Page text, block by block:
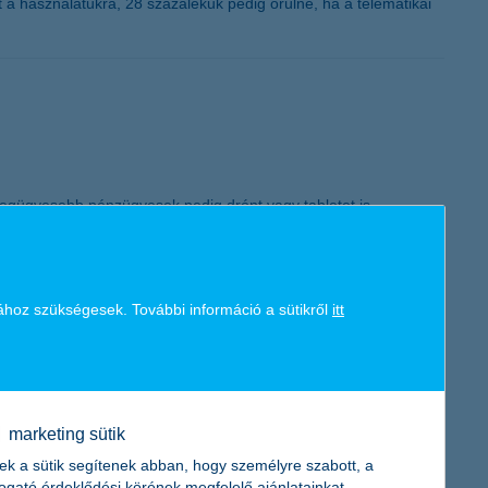
pénzügyesek pedig drónt vagy tabletet is
érdemes a befektetőknek ezekről is tájékozódni.
szükségesek. További információ a sütikről itt
marketing sütik
a sütik segítenek abban, hogy személyre szabott, a